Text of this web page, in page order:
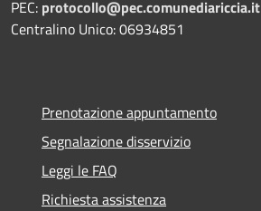
PEC: protocollo@pec.comunediariccia.it
Centralino Unico: 06934851
Prenotazione appuntamento
Segnalazione disservizio
Leggi le FAQ
Richiesta assistenza